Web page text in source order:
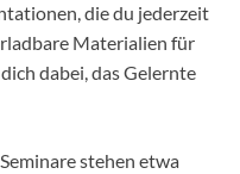
die du jederzeit
Materialien für
dabei, das Gelernte
stehen etwa